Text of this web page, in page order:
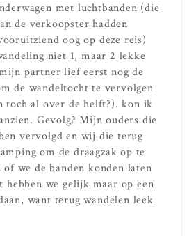
met luchtbanden (die
de verkoopster hadden
oog op deze reis)
niet 1, maar 2 lekke
partner lief eerst nog de
de wandeltocht te vervolgen
toch al over de helft?). kon ik
Gevolg? Mijn ouders die
vervolgd en wij die terug
om de draagzak op te
we de banden konden laten
we gelijk maar op een
want terug wandelen leek